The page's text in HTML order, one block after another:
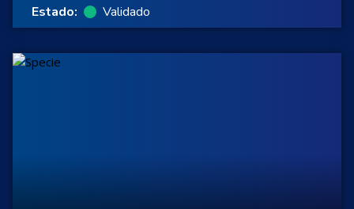
Estado:
Validado